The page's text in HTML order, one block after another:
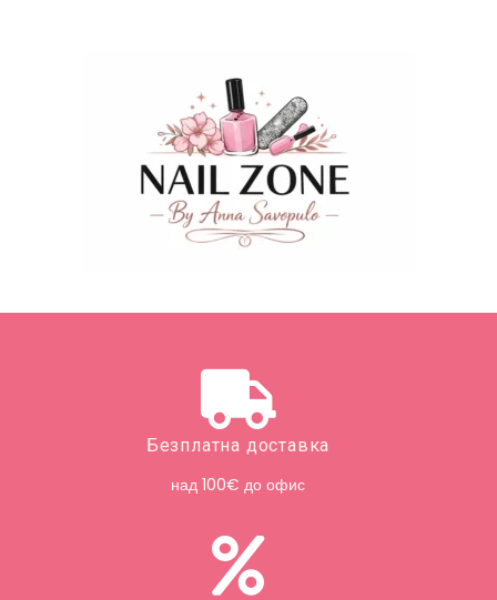
Безплатна доставка
над 100€ до офис